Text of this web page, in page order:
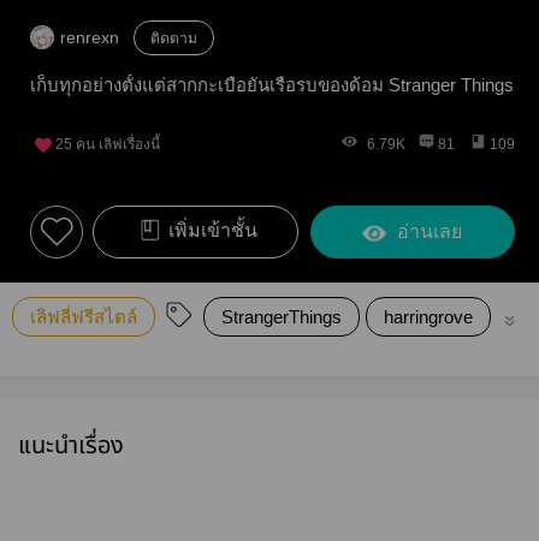
renrexn ติดตาม
เก็บทุกอย่างตั้งแต่สากกะเบือยันเรือรบของด้อม Stranger Things
25 คน เลิฟเรื่องนี้ 6.79K 81 109
เพิ่มเข้าชั้น อ่านเลย
เลิฟลี่ฟรีสไตล์ StrangerThings harringrove
แนะนำเรื่อง